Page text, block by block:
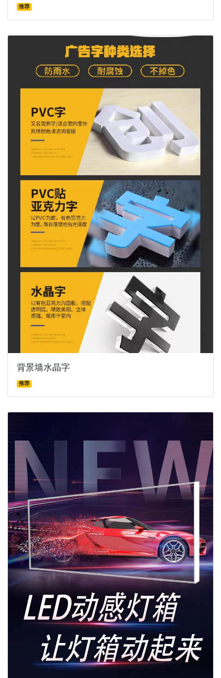
推荐
背景墙水晶字
推荐